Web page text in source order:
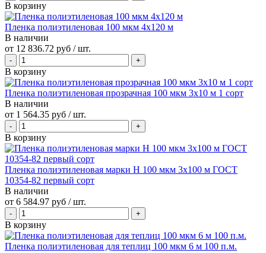
В корзину
Пленка полиэтиленовая 100 мкм 4х120 м
В наличии
от 12 836.72 руб / шт.
В корзину
Пленка полиэтиленовая прозрачная 100 мкм 3х10 м 1 сорт
В наличии
от 1 564.35 руб / шт.
В корзину
Пленка полиэтиленовая марки Н 100 мкм 3х100 м ГОСТ
10354-82 первый сорт
В наличии
от 6 584.97 руб / шт.
В корзину
Пленка полиэтиленовая для теплиц 100 мкм 6 м 100 п.м.